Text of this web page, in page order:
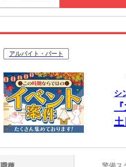
アルバイト・パート
シ
土
料
職種 警備